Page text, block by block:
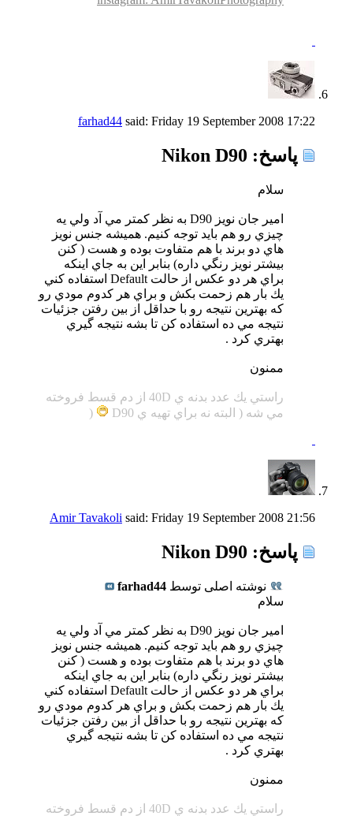
farhad44 said: Friday 19 September 2008 17:22
پاسخ: Nikon D90
سلام
امير جان نويز D90 به نظر كمتر مي آد ولي يه
چيزي رو هم بايد توجه كنيم. هميشه جنس نويز
هاي دو برند با هم متفاوت بوده و هست ( كنن
بيشتر نويز رنگي داره) بنابر اين به جاي اينكه
براي هر دو عكس از حالت Default استفاده كني
يك بار هم زحمت بكش و براي هر كدوم مودي رو
كه بهترين نتيجه رو با حداقل از بين رفتن جزئيات
نتيجه مي ده استفاده كن تا بشه نتيجه گيري
بهتري كرد .
ممنون
راستي يك عدد بدنه ي 40D از دم قسط فروخته
مي شه ( البته نه براي تهيه ي D90
(
Amir Tavakoli said: Friday 19 September 2008 21:56
پاسخ: Nikon D90
نوشته اصلی توسط farhad44
سلام
امير جان نويز D90 به نظر كمتر مي آد ولي يه
چيزي رو هم بايد توجه كنيم. هميشه جنس نويز
هاي دو برند با هم متفاوت بوده و هست ( كنن
بيشتر نويز رنگي داره) بنابر اين به جاي اينكه
براي هر دو عكس از حالت Default استفاده كني
يك بار هم زحمت بكش و براي هر كدوم مودي رو
كه بهترين نتيجه رو با حداقل از بين رفتن جزئيات
نتيجه مي ده استفاده كن تا بشه نتيجه گيري
بهتري كرد .
ممنون
راستي يك عدد بدنه ي 40D از دم قسط فروخته